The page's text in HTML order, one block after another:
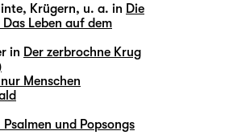
Krügern, u. a. in Die
Leben auf dem
in Der zerbrochne Krug
Menschen
und Popsongs